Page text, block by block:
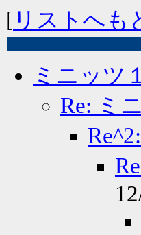
[ リストへも
ミニッツ
Re: ミ